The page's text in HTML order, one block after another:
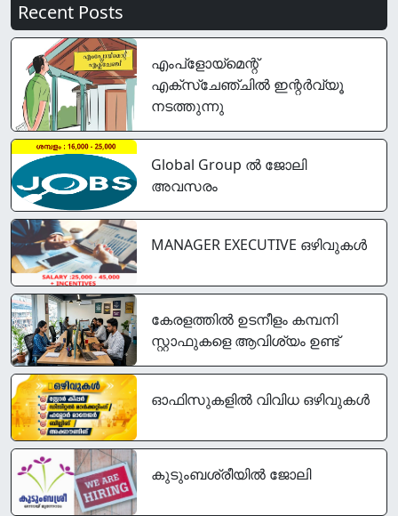
Recent Posts
എംപ്‌ളോയ്‌മെന്റ്
എക്‌സ്‌ചേഞ്ചില്‍ ഇന്റർവ്യൂ
നടത്തുന്നു
Global Group ൽ ജോലി
അവസരം
MANAGER EXECUTIVE ഒഴിവുകൾ
കേരളത്തിൽ ഉടനീളം കമ്പനി
സ്റ്റാഫുകളെ ആവിശ്യം ഉണ്ട്
ഓഫിസുകളിൽ വിവിധ ഒഴിവുകൾ
കുടുംബശ്രീയിൽ ജോലി